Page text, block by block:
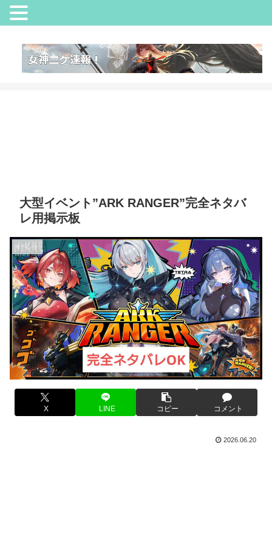
大型イベント”ARK RANGER”完全ネタバ
レ用掲示板
イベント
X LINE コピー コメント
2026.06.20